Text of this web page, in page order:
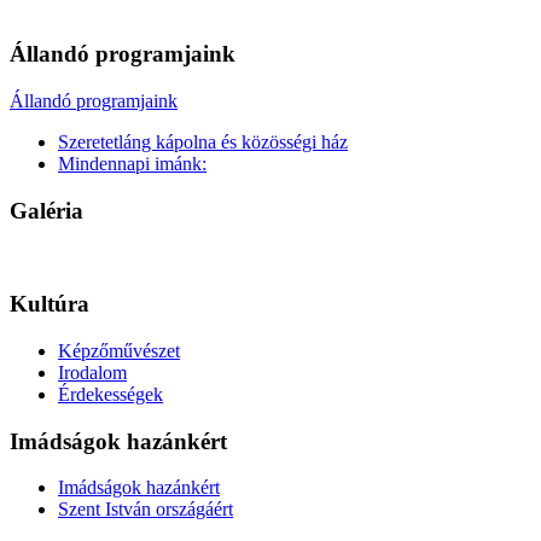
Állandó programjaink
Állandó programjaink
Szeretetláng kápolna és közösségi ház
Mindennapi imánk:
Galéria
Kultúra
Képzőművészet
Irodalom
Érdekességek
Imádságok hazánkért
Imádságok hazánkért
Szent István országáért